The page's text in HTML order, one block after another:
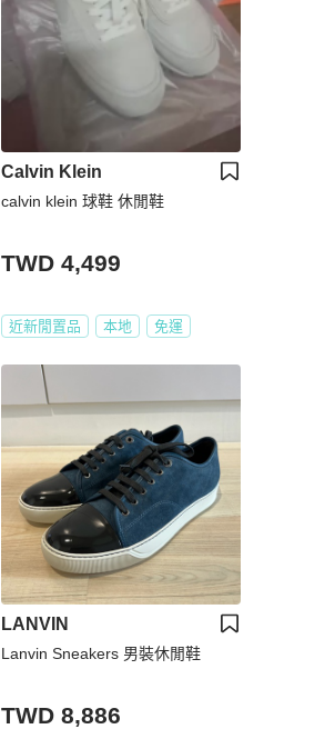
Calvin Klein
calvin klein 球鞋 休閒鞋
TWD 4,499
近新閒置品 本地 免運
LANVIN
Lanvin Sneakers 男裝休閒鞋
TWD 8,886